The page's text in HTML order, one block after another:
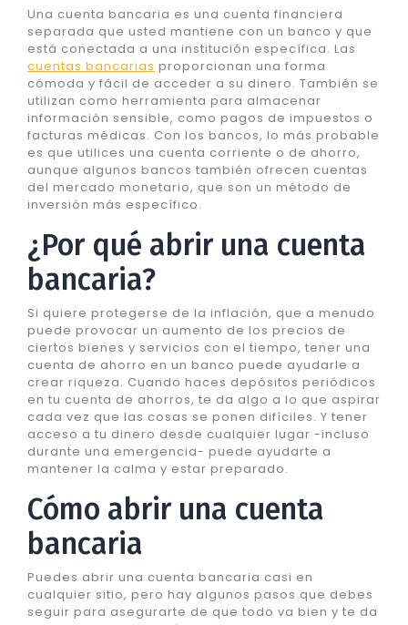
Una cuenta bancaria es una cuenta financiera
separada que usted mantiene con un banco y que
está conectada a una institución específica. Las
cuentas bancarias proporcionan una forma
cómoda y fácil de acceder a su dinero. También se
utilizan como herramienta para almacenar
información sensible, como pagos de impuestos o
facturas médicas. Con los bancos, lo más probable
es que utilices una cuenta corriente o de ahorro,
aunque algunos bancos también ofrecen cuentas
del mercado monetario, que son un método de
inversión más específico.
¿Por qué abrir una cuenta
bancaria?
Si quiere protegerse de la inflación, que a menudo
puede provocar un aumento de los precios de
ciertos bienes y servicios con el tiempo, tener una
cuenta de ahorro en un banco puede ayudarle a
crear riqueza. Cuando haces depósitos periódicos
en tu cuenta de ahorros, te da algo a lo que aspirar
cada vez que las cosas se ponen difíciles. Y tener
acceso a tu dinero desde cualquier lugar -incluso
durante una emergencia- puede ayudarte a
mantener la calma y estar preparado.
Cómo abrir una cuenta
bancaria
Puedes abrir una cuenta bancaria casi en
cualquier sitio, pero hay algunos pasos que debes
seguir para asegurarte de que todo va bien y te da